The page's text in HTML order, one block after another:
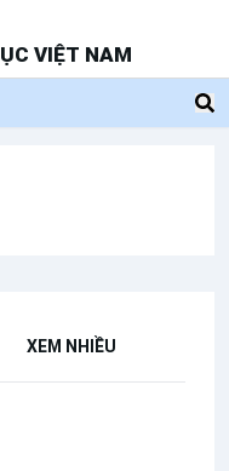
VIỆT NAM
XEM NHIỀU